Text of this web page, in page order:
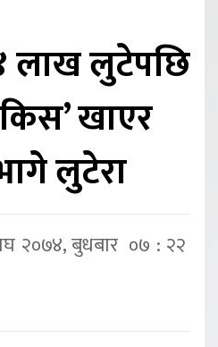
लाख लुटेपछि
खाएर
लुटेरा
२०७४, बुधबार ०७ : २२